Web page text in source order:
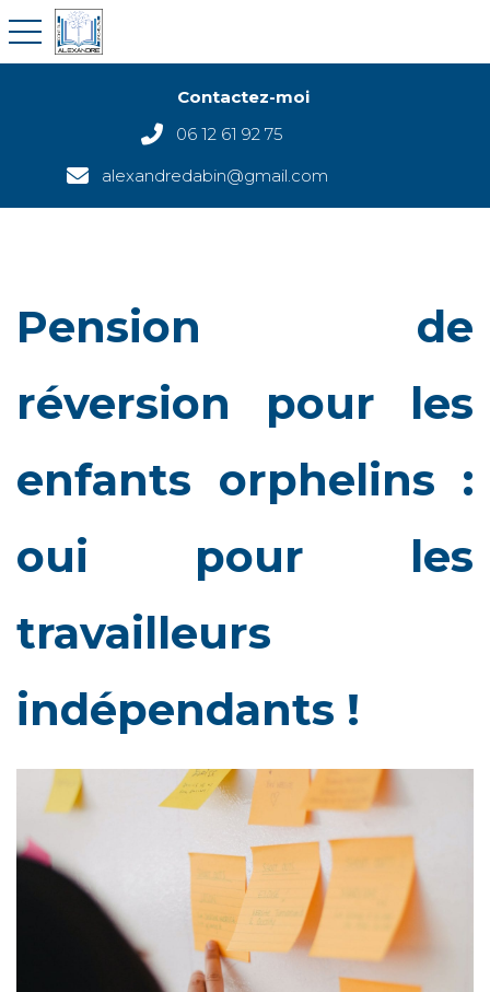
toggle navigation
Contactez-moi
06 12 61 92 75
alexandredabin@gmail.com
Pension de
réversion pour les
enfants orphelins :
oui pour les
travailleurs
indépendants !